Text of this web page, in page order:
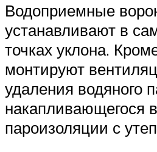
Водоприемные
устанавливают в
точках уклона.
монтируют
удаления водяного
накапливающегося
пароизоляции с